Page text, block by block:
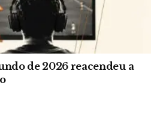
de 2026 reacendeu a